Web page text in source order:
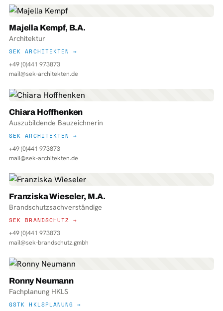
Majella Kempf, B.A.
Architektur
SEK ARCHITEKTEN →
+49 (0)441 973873
mail@sek-architekten.de
Chiara Hoffhenken
Auszubildende Bauzeichnerin
SEK ARCHITEKTEN →
+49 (0)441 973873
mail@sek-architekten.de
Franziska Wieseler, M.A.
Brandschutzsachverständige
SEK BRANDSCHUTZ →
+49 (0)441 973873
mail@sek-brandschutz.gmbh
Ronny Neumann
Fachplanung HKLS
GSTK HKLSPLANUNG →